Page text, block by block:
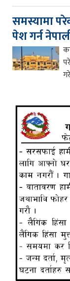
समस्यामा
पेश गर्न